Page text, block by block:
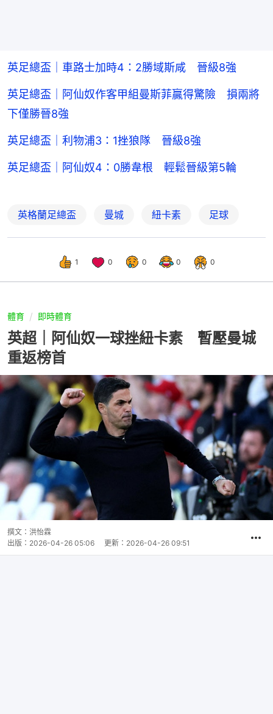
英足總盃｜車路士加時4：2勝域斯咸 晉級8強
英足總盃｜阿仙奴作客甲組曼斯菲贏得驚險 損兩將
下僅勝晉8強
英足總盃｜利物浦3：1挫狼隊 晉級8強
英足總盃｜阿仙奴4：0勝韋根 輕鬆晉級第5輪
英格蘭足總盃 曼城 紐卡素 足球
1 0 0 0 0
體育 即時體育
英超｜阿仙奴一球挫紐卡素 暫壓曼城
重返榜首
撰文： 洪怡霖
出版： 2026-04-26 05:06 更新： 2026-04-26 09:51